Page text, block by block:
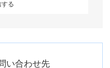
い合わせ先